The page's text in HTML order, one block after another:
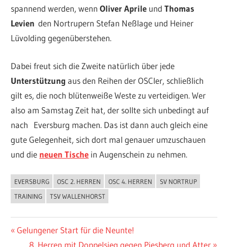
spannend werden, wennOliver Aprile undThomas
Levien den Nortrupern Stefan Neßlage und Heiner
Lüvolding gegenüberstehen.
Dabei freut sich die Zweite natürlich über jede
Unterstützung aus den Reihen der OSCler, schließlich
gilt es, die noch blütenweiße Weste zu verteidigen. Wer
also am Samstag Zeit hat, der sollte sich unbedingt auf
nach Eversburg machen. Das ist dann auch gleich eine
gute Gelegenheit, sich dort mal genauer umzuschauen
und die neuen Tische in Augenschein zu nehmen.
ALLGEMEIN
EVERSBURG OSC 2. HERREN OSC 4. HERREN
SV NORTRUP
TRAINING
TSV WALLENHORST
Beitragsnavigation
Vorheriger
Beitrag:
Gelungener Start für die Neunte!
Nächster
8. Herren mit Doppelsieg gegen Piesberg und Atter